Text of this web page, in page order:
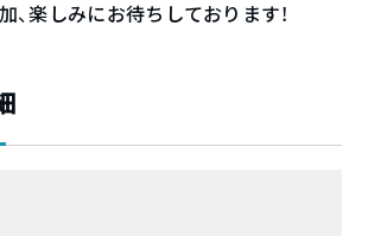
、楽しみにお待ちしております！